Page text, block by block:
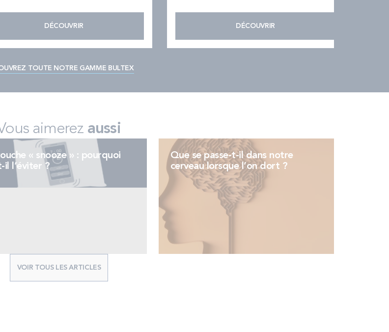
DÉCOUVRIR DÉCOUVRIR
TOUTE NOTRE GAMME BULTEX
aimerez aussi
« snooze » : pourquoi
il l’éviter ?
Que se passe-t-il dans notre
cerveau lorsque l’on dort ?
VOIR TOUS LES ARTICLES